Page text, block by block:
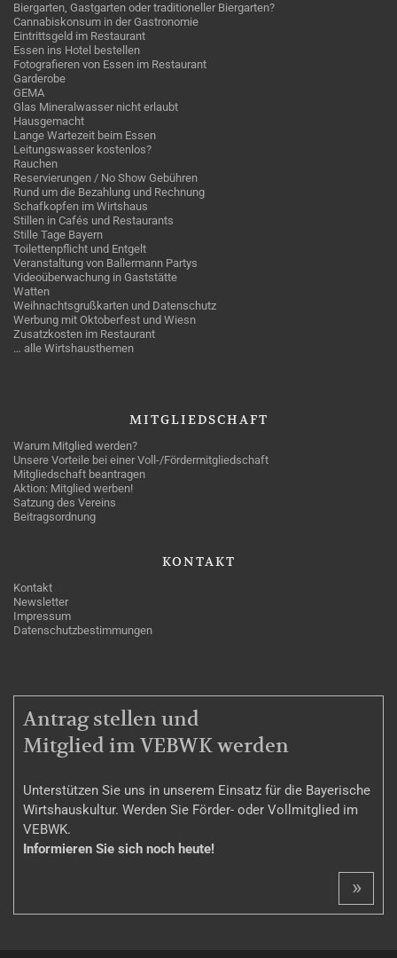
Biergarten, Gastgarten oder traditioneller Biergarten?
Cannabiskonsum in der Gastronomie
Eintrittsgeld im Restaurant
Essen ins Hotel bestellen
Fotografieren von Essen im Restaurant
Garderobe
GEMA
Glas Mineralwasser nicht erlaubt
Hausgemacht
Lange Wartezeit beim Essen
Leitungswasser kostenlos?
Rauchen
Reservierungen / No Show Gebühren
Rund um die Bezahlung und Rechnung
Schafkopfen im Wirtshaus
Stillen in Cafés und Restaurants
Stille Tage Bayern
Toilettenpflicht und Entgelt
Veranstaltung von Ballermann Partys
Videoüberwachung in Gaststätte
Watten
Weihnachtsgrußkarten und Datenschutz
Werbung mit Oktoberfest und Wiesn
Zusatzkosten im Restaurant
… alle Wirtshausthemen
MITGLIEDSCHAFT
Warum Mitglied werden?
Unsere Vorteile bei einer Voll-/Fördermitgliedschaft
Mitgliedschaft beantragen
Aktion: Mitglied werben!
Satzung des Vereins
Beitragsordnung
KONTAKT
Kontakt
Newsletter
Impressum
Datenschutzbestimmungen
MITGLIEDSCHAFT
Antrag stellen und
Mitglied im VEBWK werden
Unterstützen Sie uns in unserem Einsatz für die Bayerische
Wirtshauskultur. Werden Sie Förder- oder Vollmitglied im
VEBWK.
Informieren Sie sich noch heute!
»